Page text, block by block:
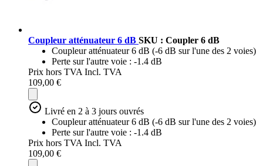
Coupleur atténuateur 6 dB SKU : Coupler 6 dB
Coupleur atténuateur 6 dB (-6 dB sur l'une des 2 voies)
Perte sur l'autre voie : -1.4 dB
Prix hors TVA Incl. TVA
109,00 €
Livré en 2 à 3 jours ouvrés
Coupleur atténuateur 6 dB (-6 dB sur l'une des 2 voies)
Perte sur l'autre voie : -1.4 dB
Prix hors TVA Incl. TVA
109,00 €